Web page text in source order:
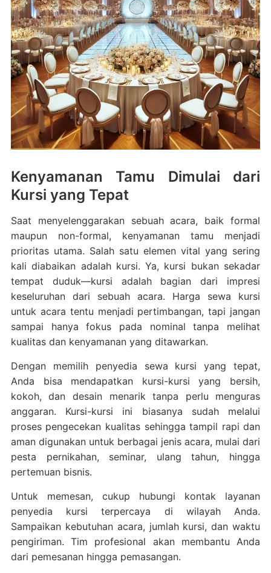
Kenyamanan Tamu Dimulai dari
Kursi yang Tepat
Saat menyelenggarakan sebuah acara, baik formal
maupun non-formal, kenyamanan tamu menjadi
prioritas utama. Salah satu elemen vital yang sering
kali diabaikan adalah kursi. Ya, kursi bukan sekadar
tempat duduk—kursi adalah bagian dari impresi
keseluruhan dari sebuah acara. Harga sewa kursi
untuk acara tentu menjadi pertimbangan, tapi jangan
sampai hanya fokus pada nominal tanpa melihat
kualitas dan kenyamanan yang ditawarkan.
Dengan memilih penyedia sewa kursi yang tepat,
Anda bisa mendapatkan kursi-kursi yang bersih,
kokoh, dan desain menarik tanpa perlu menguras
anggaran. Kursi-kursi ini biasanya sudah melalui
proses pengecekan kualitas sehingga tampil rapi dan
aman digunakan untuk berbagai jenis acara, mulai dari
pesta pernikahan, seminar, ulang tahun, hingga
pertemuan bisnis.
Untuk memesan, cukup hubungi kontak layanan
penyedia kursi terpercaya di wilayah Anda.
Sampaikan kebutuhan acara, jumlah kursi, dan waktu
pengiriman. Tim profesional akan membantu Anda
dari pemesanan hingga pemasangan.